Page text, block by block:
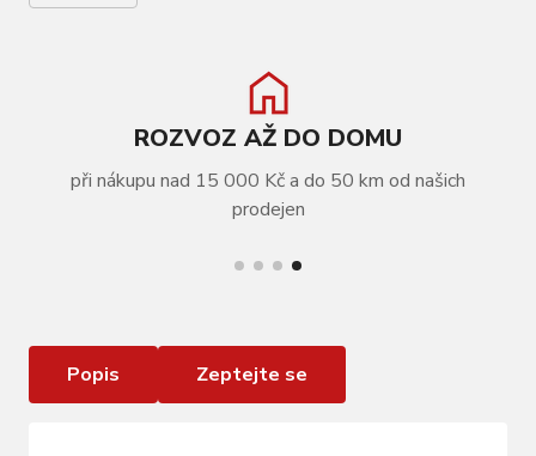
ROZVOZ AŽ DO DOMU
při nákupu nad 15 000 Kč a do 50 km od našich
prodejen
VÍCE INFORMACÍ
dres FORCE SMOOTH dlouhý rukáv , modro
Popis Zeptejte se